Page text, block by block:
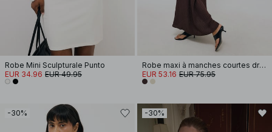
Robe Mini Sculpturale Punto
EUR 34.96 EUR 49.95
Robe maxi à manches courtes drapée
EUR 53.16 EUR 75.95
-30% -30%